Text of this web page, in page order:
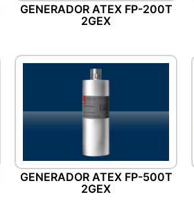
GENERADOR ATEX FP-200T
2GEX
GENERADOR ATEX FP-500T
2GEX